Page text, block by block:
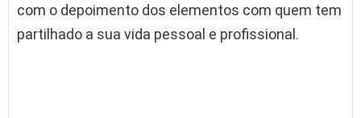
com o depoimento dos elementos com quem tem
partilhado a sua vida pessoal e profissional.